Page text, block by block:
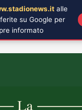
alle
su Google per
informato